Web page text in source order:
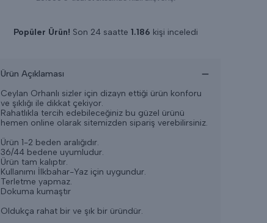
Popüler Ürün! Son 24 saatte 1.186 kişi inceledi
Ürün Açıklaması
Ceylan Orhanlı sizler için dizayn ettiği ürün konforu
ve şıklığı ile dikkat çekiyor.
Rahatlıkla tercih edebileceğiniz bu güzel ürünü
hemen online olarak sitemizden sipariş verebilirsiniz.
Ürün 1-2 beden aralığıdır.
36/44 bedene uyumludur.
Ürün tam kalıptır.
Kullanımı İlkbahar-Yaz için uygundur.
Terletme yapmaz.
Dokuma kumaştır
Oldukça rahat bir ve şık bir üründür.